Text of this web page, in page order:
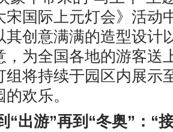
宋国际上元灯会》活动
其创意满满的造型设计
，为全国各地的游客送
组将持续于园区内展示
欢乐。
“出游”再到 “冬奥”：“